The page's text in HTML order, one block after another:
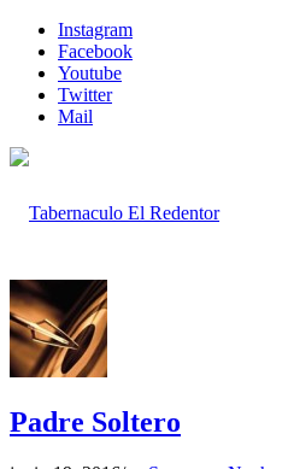
Instagram
Facebook
Youtube
Twitter
Mail
Inicio
Padre Soltero